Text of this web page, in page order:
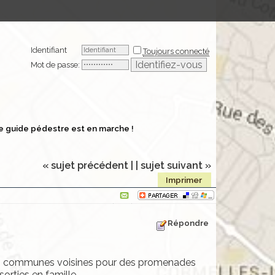
Identifiant
Toujours connecté
Mot de passe:
guide pédestre est en marche !
« sujet précédent | | sujet suivant »
Imprimer
Répondre
voisines pour des promenades